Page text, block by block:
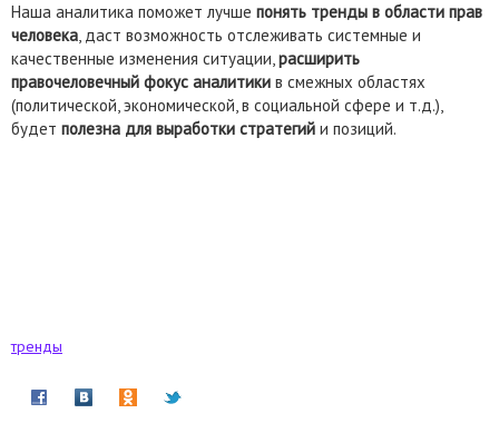
Наша аналитика поможет лучше понять тренды в области прав
человека, даст возможность отслеживать системные и
качественные изменения ситуации,расширить
правочеловечный фокус аналитики в смежных областях
(политической, экономической, в социальной сфере и т.д.),
будет полезна для выработки стратегий и позиций.
тренды